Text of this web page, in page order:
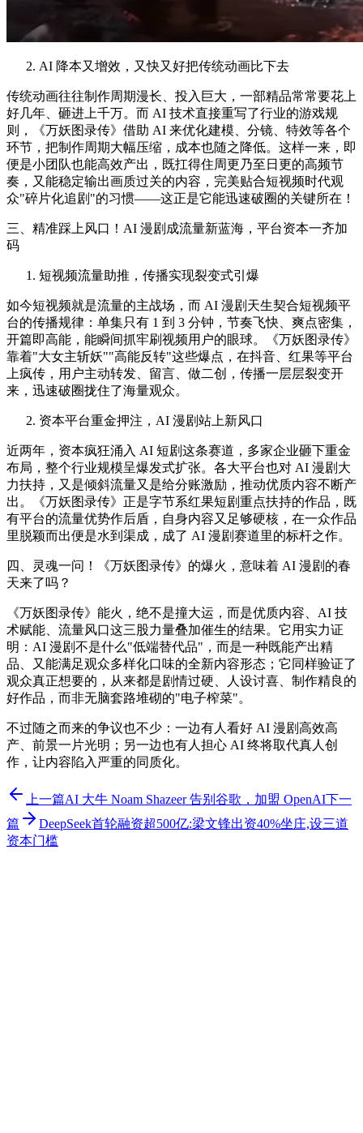
AI 降本又增效，又快又好把传统动画比下去
传统动画往往制作周期漫长、投入巨大，一部精品常常要花上
好几年、砸进上千万。而 AI 技术直接重写了行业的游戏规
则，《万妖图录传》借助 AI 来优化建模、分镜、特效等各个
环节，把制作周期大幅压缩，成本也随之降低。这样一来，即
便是小团队也能高效产出，既扛得住周更乃至日更的高频节
奏，又能稳定输出画质过关的内容，完美贴合短视频时代观
众"碎片化追剧"的习惯——这正是它能迅速破圈的关键所在！
三、精准踩上风口！AI 漫剧成流量新蓝海，平台资本一齐加
码
短视频流量助推，传播实现裂变式引爆
如今短视频就是流量的主战场，而 AI 漫剧天生契合短视频平
台的传播规律：单集只有 1 到 3 分钟，节奏飞快、爽点密集，
开篇即高能，能瞬间抓牢刷视频用户的眼球。《万妖图录传》
靠着"大女主斩妖""高能反转"这些爆点，在抖音、红果等平台
上疯传，用户主动转发、留言、做二创，传播一层层裂变开
来，迅速破圈拢住了海量观众。
资本平台重金押注，AI 漫剧站上新风口
近两年，资本疯狂涌入 AI 短剧这条赛道，多家企业砸下重金
布局，整个行业规模呈爆发式扩张。各大平台也对 AI 漫剧大
力扶持，又是倾斜流量又是给分账激励，推动优质内容不断产
出。《万妖图录传》正是字节系红果短剧重点扶持的作品，既
有平台的流量优势作后盾，自身内容又足够硬核，在一众作品
里脱颖而出便是水到渠成，成了 AI 漫剧赛道里的标杆之作。
四、灵魂一问！《万妖图录传》的爆火，意味着 AI 漫剧的春
天来了吗？
《万妖图录传》能火，绝不是撞大运，而是优质内容、AI 技
术赋能、流量风口这三股力量叠加催生的结果。它用实力证
明：AI 漫剧不是什么"低端替代品"，而是一种既能产出精
品、又能满足观众多样化口味的全新内容形态；它同样验证了
观众真正想要的，从来都是剧情过硬、人设讨喜、制作精良的
好作品，而非无脑套路堆砌的"电子榨菜"。
不过随之而来的争议也不少：一边有人看好 AI 漫剧高效高
产、前景一片光明；另一边也有人担心 AI 终将取代真人创
作，让内容陷入严重的同质化。
上一篇AI 大牛 Noam Shazeer 告别谷歌，加盟 OpenAI下一
篇
DeepSeek首轮融资超500亿:梁文锋出资40%坐庄,设三道
资本门槛